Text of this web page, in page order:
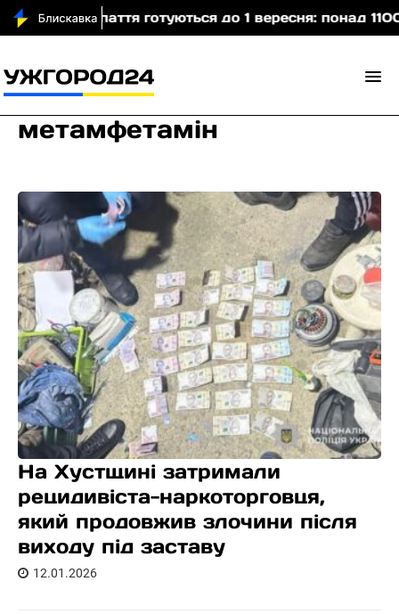
готуються до 1 вересня: понад 1100 укриттів та
метамфетамін
На Хустщині затримали
рецидивіста-наркоторговця,
який продовжив злочини після
виходу під заставу
12.01.2026